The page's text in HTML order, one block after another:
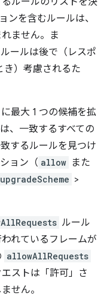
ンを含むルールは、
ません。ま
ールは後で（レスポ
き）考慮されるた
最大 1 つの候補を拡
、一致するすべての
するルールを見つけ
ョン（ allow また
upgradeScheme >
ルール
れているフレームが
allowAllRequests
ストは「許可」さ
せん。